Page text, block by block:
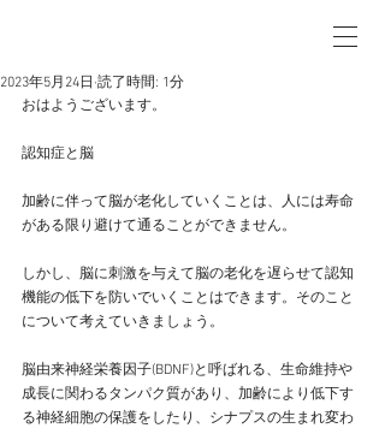
2023年5月24日 読了時間: 1分
おはようございます。
認知症と脳
加齢に伴って脳が老化していくことは、人には寿命
がある限り避けて通ることができません。
しかし、脳に刺激を与えて脳の老化を遅らせて認知
機能の低下を防いでいくことはできます。そのこと
について考えていきましょう。
脳由来神経栄養因子(BDNF)と呼ばれる、生命維持や
成長に関わるタンパク質があり、加齢により低下す
る神経細胞の保護をしたり、シナプスの生まれ変わ